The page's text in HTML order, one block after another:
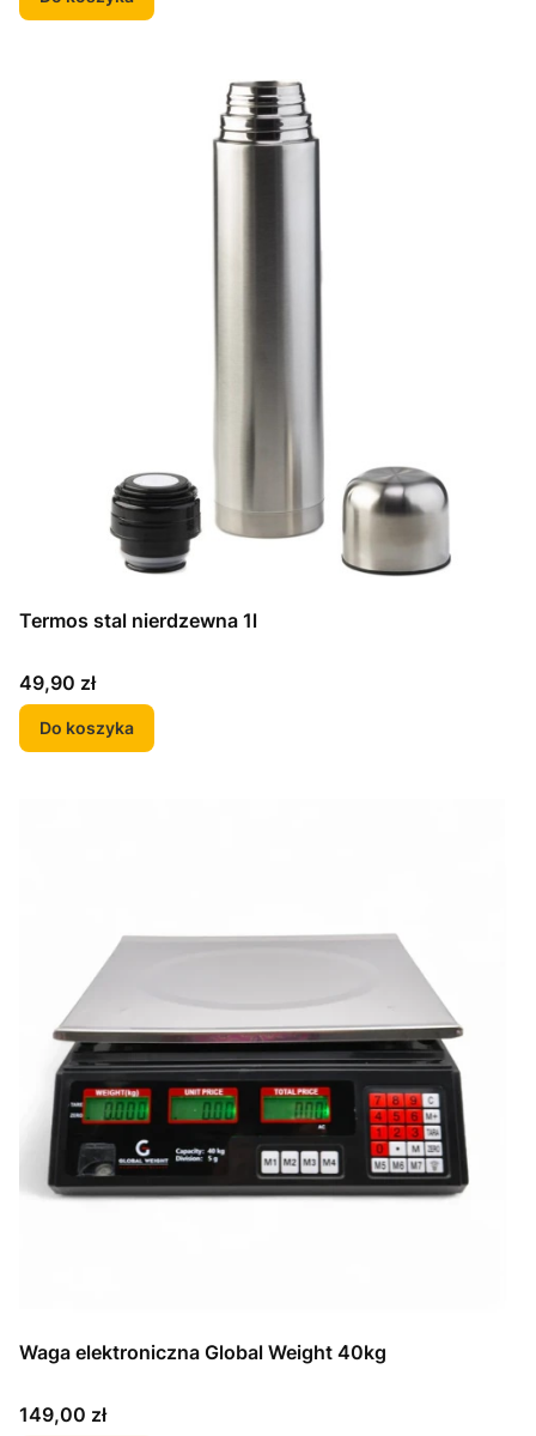
Termos stal nierdzewna 1l
Cena
49,90 zł
Do koszyka
Waga elektroniczna Global Weight 40kg
Cena
149,00 zł